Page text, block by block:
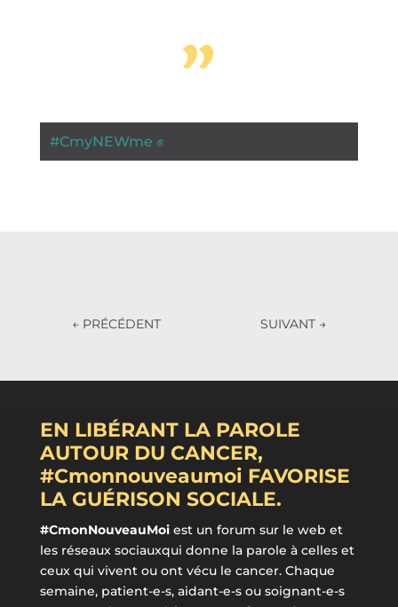
”
#CmyNEWme ✊
← PRÉCÉDENT SUIVANT →
EN LIBÉRANT LA PAROLE
AUTOUR DU CANCER,
#Cmonnouveaumoi FAVORISE
LA GUÉRISON SOCIALE.
#CmonNouveauMoiest un forum sur le web et
les réseaux sociauxqui donne la parole à celles et
ceux qui vivent ou ont vécu le cancer. Chaque
semaine, patient-e-s, aidant-e-s ou soignant-e-s